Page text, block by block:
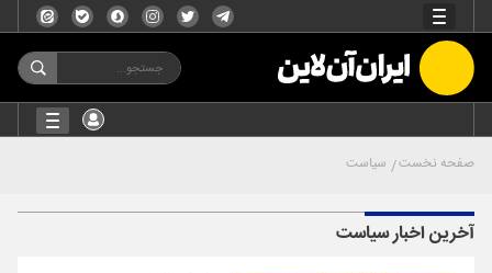
صفحه نخست سیاست
آخرین اخبار سیاست